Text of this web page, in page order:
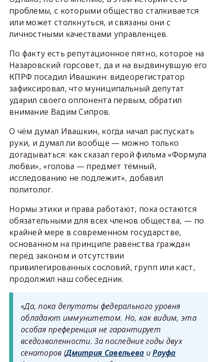
проблемы, с которыми общество сталкивается
или может столкнуться, и связаны они с
личностными качествами управленцев.
По факту есть репутационное пятно, которое на
Назаровский горсовет, да и на выдвинувшую его
КПРФ посадил Ивашкин: видеорегистратор
зафиксировал, что муниципальный депутат
ударил своего оппонента первым, обратил
внимание Вадим Сипров.
О чём думал Ивашкин, когда начал распускать
руки, и думал ли вообще — можно только
догадываться: как сказал герой фильма «Формула
любви», «голова — предмет тёмный,
исследованию не подлежит», добавил
политолог.
Нормы этики и права работают, пока остаются
обязательными для всех членов общества, — по
крайней мере в современном государстве,
основанном на принципе равенства граждан
перед законом и отсутствии
привилегированных сословий, групп или каст,
продолжил наш собеседник.
«Да, пока депутаты федерального уровня
обладают иммунитетом. Но, как видим, эта
особая преференция не гарантирует
вседозволенности. За последние годы двух
сенаторов (Дмитрия Савельева иРауфа